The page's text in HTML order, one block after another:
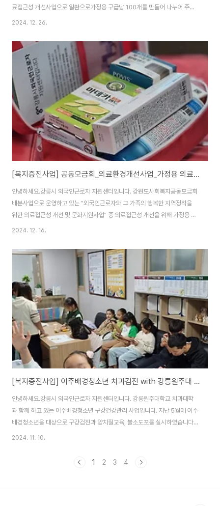
료접근성 개선사업으로 일환으로가정용 구급낭 100개를 만들어 나누어 주고
있습니다. 모든 외국인근로자 가구에 나누어 줄 수 있는 양이 못되어 우선순위
두가지를 모두 충족하는 가구를 대상으로 신청자를 받았습니다. 제가 알고 있
기를강릉시 내에서 초중고에 다니고 있는 이주배경 청소년들은 92명 내외였
습니다.대부분 형제자매가 있는지라 두가지를 모두 충족하는 가구가 모두 신청
한다면50가구 정도 될 것이고, 그중에서 건강보험이 있는 가구를 빼면 40가
구정도 일 것이었습니다.그 외에 미취학 아동..
2024. 12. 26.
[복지증진사업] 공동모금회_의료환경개선사업_가정용 의료구급낭 만들기
안녕하세요.강릉시 외국인근로자 지원센터입니다. 강원도사회복지공동모금회
배분사업으로 운영하고 있는 "외국인근로자와 그 가족의 행복한 지역정착을
위한 의료접근성 개선 및 문화지원사업" 중 의료접근성 개선을 위해 가정용 의
료구급낭을 제작하였습니다. 심각한 통증이 없거나, 일상에서 소소하게 다치면
가지고 있으면 좋을 약품을 선정위원회에 참여해 주신 전문가의 추천을 받아
제작하였습니다. 총 100개입니다. 구급낭과 약품을 구입해서 구급낭에 담았습
니다.저~많은 약을 저~작은 구급낭에 넣자니...테트리스가 절로 생각이 났습니
다. 어떻게든 넣어야 한다~~이리저리 맞춰보고 가장 적합한 방법을 찾아서, 센
터 직원과 자원봉사자와 함께 구급낭에 담았습..
2024. 12. 16.
[복지증진사업] 이주배경청소년 치과검진 with 강릉원주대 치과대학
안녕하세요.강릉시 외국인근로자 지원센터입니다. 강릉원주대학교 치과대학
과 함께 하고 있는 이주배경청소년 구강건강관리 사업입니다. 지난 5월에 이주
배경청소년을 대상으로 구강검진과 양치질교육, 불소도포를 실시하였습니다.
불소도포의 경우 6개월 주기로 해주면 좋다고 합니다. 바쁜 시간을 내 정세환
포를 추가로 실시하였습니다. 불소 도포를 하면서 그 사이 치아건강은 어떻게
2024. 11. 10.
1 2 3 4